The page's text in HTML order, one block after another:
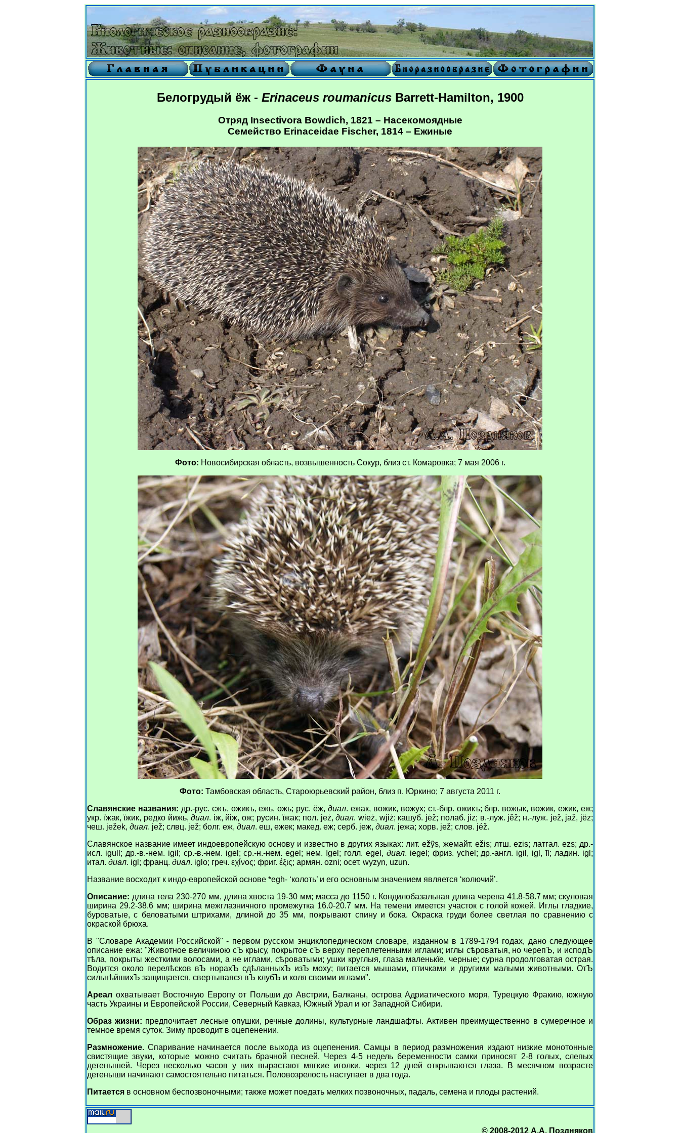
Белогрудый ёж - Erinaceus roumanicusBarrett-Hamilton, 1900
Отряд Insectivora Bowdich, 1821 – Насекомоядные
Семейство Erinaceidae Fischer, 1814 – Ежиные
Фото: Новосибирская область, возвышенность Сокур, близ ст. Комаровка; 7 мая 2006 г.
Фото: Тамбовская область, Староюрьевский район, близ п. Юркино; 7 августа 2011 г.
Славянские названия: др.-рус. єжъ, ожикъ, ежь, ожь; рус. ёж,диал. ежак, вожик, вожух; ст.-блр. ожикъ; блр. вожык, вожик, ежик, еж;
укр. їжак, їжик, редко йижь,диал. iж, йiж, ож; русин. їжак; пол. jeż,диал. wież, wjiż; кашуб. jėž; полаб. jiz; в.-луж. jěž; н.-луж. jež, jaž, jëz;
чеш. ježek, диал. jež; слвц. jež; болг. еж, диал. еш, ежек; макед. еж; серб. jеж, диал. jежа; хорв. jež; слов. jéž.
Славянское название имеет индоевропейскую основу и известно в других языках: лит. ežỹs, жемайт. ežis; лтш. ezis; латгал. ezs; др.-
исл. igull; др.-в.-нем. igil; ср.-в.-нем. igel; ср.-н.-нем. egel; нем. Igel; голл. egel, диал. iegel; фриз. ychel; др.-англ. igil, igl, īl; ладин. igl;
итал. диал. igl; франц. диал. iglo; греч. εχίνος; фриг. έξις; армян. ozni; осет. wyzyn, uzun.
Название восходит к индо-европейской основе *egh- ‘колоть’ и его основным значением является ‘колючий’.
Описание: длина тела 230-270 мм, длина хвоста 19-30 мм; масса до 1150 г. Кондилобазальная длина черепа 41.8-58.7 мм; скуловая
ширина 29.2-38.6 мм; ширина межглазничного промежутка 16.0-20.7 мм. На темени имеется участок с голой кожей. Иглы гладкие,
буроватые, с беловатыми штрихами, длиной до 35 мм, покрывают спину и бока. Окраска груди более светлая по сравнению с
окраской брюха.
В "Словаре Академии Российской" - первом русском энциклопедическом словаре, изданном в 1789-1794 годах, дано следующее
описание ежа: "Животное величиною сЪ крысу, покрытое сЪ верху переплетенными иглами; иглы сѣроватыя, но черепЪ, и исподЪ
тѣла, покрыты жесткими волосами, а не иглами, сѣроватыми; ушки круглыя, глаза маленькїе, черные; сурна продолговатая острая.
Водится около перелѣсков вЪ норахЪ сдѣланныхЪ изЪ моху; питается мышами, птичками и другими малыми животными. ОтЪ
сильнѣйшихЪ защищается, свертываяся вЪ клубЪ и коля своими иглами".
Ареал охватывает Восточную Европу от Польши до Австрии, Балканы, острова Адриатического моря, Турецкую Фракию, южную
часть Украины и Европейской России, Северный Кавказ, Южный Урал и юг Западной Сибири.
Образ жизни: предпочитает лесные опушки, речные долины, культурные ландшафты. Активен преимущественно в сумеречное и
темное время суток. Зиму проводит в оцепенении.
Размножение. Спаривание начинается после выхода из оцепенения. Самцы в период размножения издают низкие монотонные
свистящие звуки, которые можно считать брачной песней. Через 4-5 недель беременности самки приносят 2-8 голых, слепых
детенышей. Через несколько часов у них вырастают мягкие иголки, через 12 дней открываются глаза. В месячном возрасте
детеныши начинают самостоятельно питаться. Половозрелость наступает в два года.
Питается в основном беспозвоночными; также может поедать мелких позвоночных, падаль, семена и плоды растений.
© 2008-2012 А.А. Поздняков